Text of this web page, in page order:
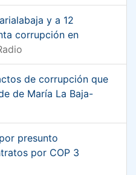
y a 12
corrupción en
de corrupción que
de María La Baja-
presunto
por COP 3